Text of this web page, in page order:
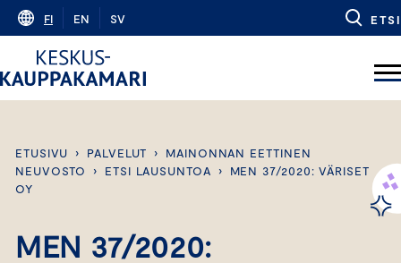
Skip
content
FI EN SV ETSI
ETUSIVU › PALVELUT ›
MAINONNAN EETTINEN
NEUVOSTO
› ETSI LAUSUNTOA ›
MEN 37/2020: VÄRISET
OY
MEN 37/2020: